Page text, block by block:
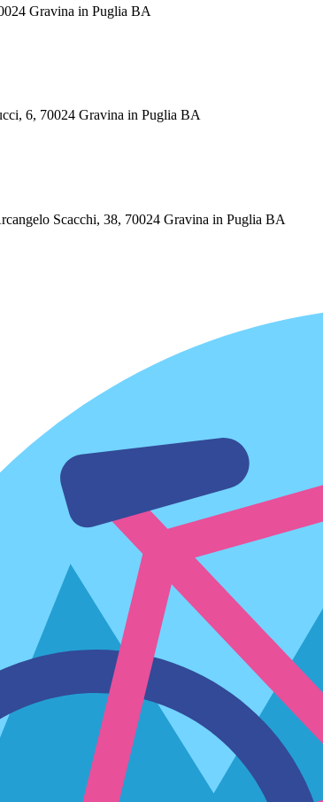
Gravina in Puglia BA
6, 70024 Gravina in Puglia BA
Scacchi, 38, 70024 Gravina in Puglia BA